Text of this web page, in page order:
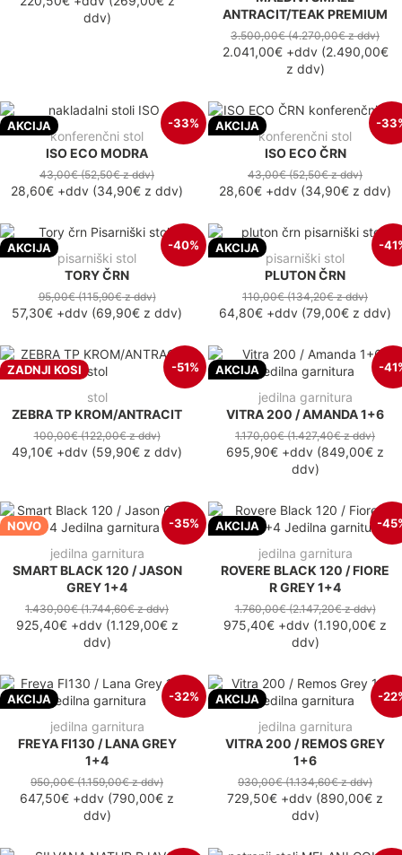
ddv)
ANTRACIT/TEAK PREMIUM
3.500,00€(4.270,00€z ddv)
2.041,00€+ddv(2.490,00€
z ddv)
AKCIJA -33%
konferenčni stol
ISO ECO MODRA
43,00€(52,50€z ddv)
28,60€ +ddv (34,90€ z ddv)
AKCIJA -
konferenčni stol
ISO ECO ČRN
43,00€(52,50€z ddv)
28,60€ +ddv (34,90€ z ddv)
AKCIJA -40%
pisarniški stol
TORY ČRN
95,00€(115,90€z ddv)
57,30€ +ddv (69,90€ z ddv)
AKCIJA -
pisarniški stol
PLUTON ČRN
110,00€(134,20€z ddv)
64,80€ +ddv (79,00€ z ddv)
ZADNJI KOSI -51%
stol
ZEBRA TP KROM/ANTRACIT
100,00€(122,00€z ddv)
49,10€ +ddv (59,90€ z ddv)
AKCIJA -
jedilna garnitura
VITRA 200 / AMANDA 1+6
1.170,00€(1.427,40€z ddv)
695,90€ +ddv (849,00€ z
ddv)
NOVO -35%
jedilna garnitura
SMART BLACK 120 / JASON
GREY 1+4
1.430,00€(1.744,60€z ddv)
925,40€+ddv(1.129,00€z
ddv)
AKCIJA -
jedilna garnitura
ROVERE BLACK 120 / FIORE
R GREY 1+4
1.760,00€(2.147,20€z ddv)
975,40€ +ddv (1.190,00€ z
ddv)
AKCIJA -32%
jedilna garnitura
FREYA FI130 / LANA GREY
1+4
950,00€(1.159,00€z ddv)
647,50€ +ddv (790,00€ z
ddv)
AKCIJA -
jedilna garnitura
VITRA 200 / REMOS GREY
1+6
930,00€(1.134,60€z ddv)
729,50€ +ddv (890,00€ z
ddv)